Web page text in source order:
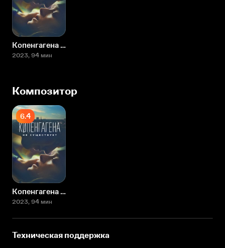
Копенгагена не существует
2023, 94 мин
Композитор
6.4
Копенгагена не существует
2023, 94 мин
Техническая поддержка